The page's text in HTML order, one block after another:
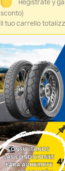
Regístrate y
sconto)
Il tuo carrello